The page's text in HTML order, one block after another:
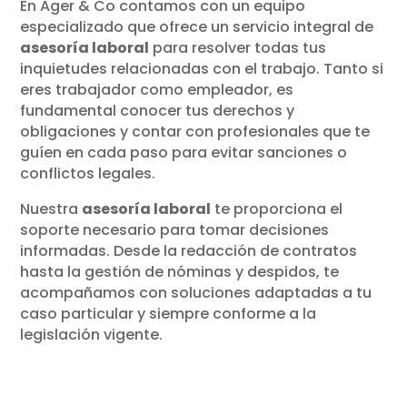
En Ager & Co contamos con un equipo
especializado que ofrece un servicio integral de
asesoría laboral para resolver todas tus
inquietudes relacionadas con el trabajo. Tanto si
eres trabajador como empleador, es
fundamental conocer tus derechos y
obligaciones y contar con profesionales que te
guíen en cada paso para evitar sanciones o
conflictos legales.
Nuestra asesoría laboral te proporciona el
soporte necesario para tomar decisiones
informadas. Desde la redacción de contratos
hasta la gestión de nóminas y despidos, te
acompañamos con soluciones adaptadas a tu
caso particular y siempre conforme a la
legislación vigente.